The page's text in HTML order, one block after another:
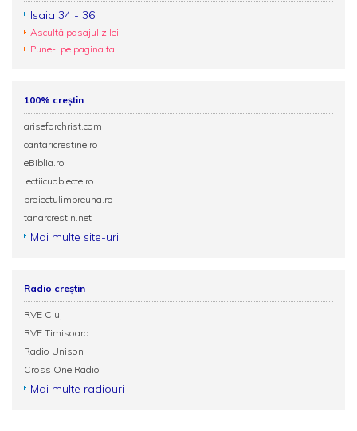
Isaia 34 - 36
Ascultă pasajul zilei
Pune-l pe pagina ta
100% creștin
ariseforchrist.com
cantaricrestine.ro
eBiblia.ro
lectiicuobiecte.ro
proiectulimpreuna.ro
tanarcrestin.net
Mai multe site-uri
Radio creștin
RVE Cluj
RVE Timisoara
Radio Unison
Cross One Radio
Mai multe radiouri